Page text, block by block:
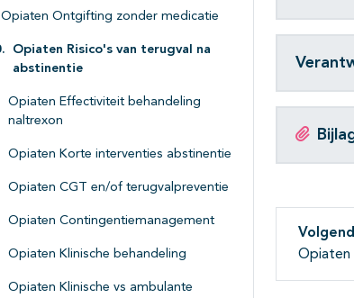
Opiaten Ontgifting zonder medicatie
Opiaten Risico's van terugval na
abstinentie
Opiaten Effectiviteit behandeling
naltrexon
Opiaten Korte interventies abstinentie
Opiaten CGT en/of terugvalpreventie
Opiaten Contingentiemanagement
Opiaten Klinische behandeling
Opiaten Klinische vs ambulante
Opiaten